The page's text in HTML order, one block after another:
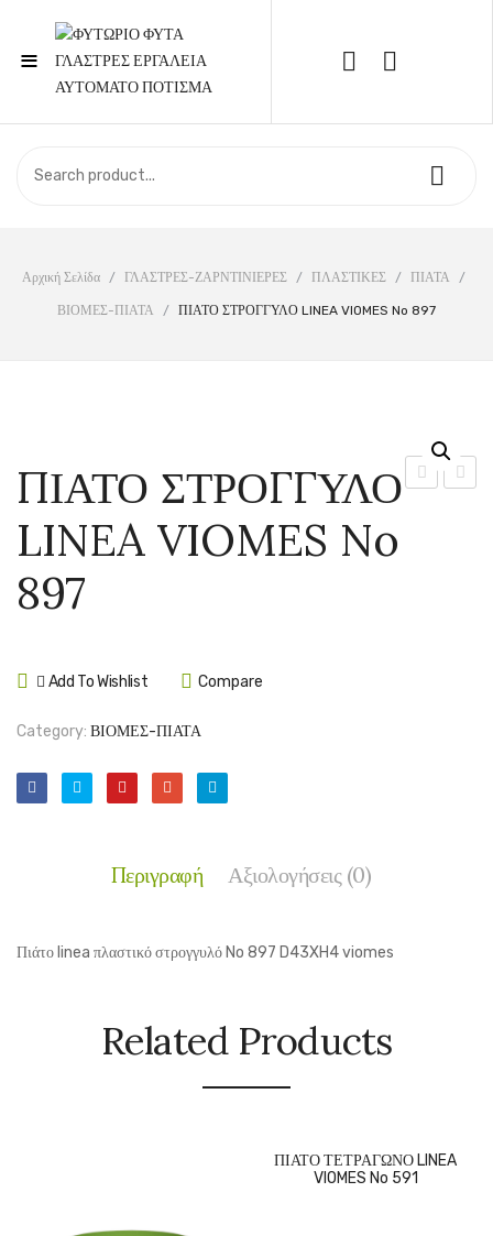
≡
Call Support: 210 6857844
ΣΧΕΤΙΚΆ ΜΕ ΕΜΆΣ
ΕΠΙΚΟΙΝΩΝΊΑ
Αρχική Σελίδα / ΓΛΑΣΤΡΕΣ-ΖΑΡΝΤΙΝΙΕΡΕΣ / ΠΛΑΣΤΙΚΕΣ / ΠΙΑΤΑ /
ΒΙΟΜΕΣ-ΠΙΑΤΑ / ΠΙΑΤΟ ΣΤΡΟΓΓΥΛΟ LINEA VIOMES No 897
ΠΙΑΤΟ ΣΤΡΟΓΓΥΛΟ
LINEA VIOMES No
897
Add To Wishlist Compare
Category: ΒΙΟΜΕΣ-ΠΙΑΤΑ
Περιγραφή Αξιολογήσεις (0)
Πιάτο linea πλαστικό στρογγυλό No 897 D43XH4 viomes
Related Products
ΠΙΑΤΟ ΤΕΤΡΑΓΩΝΟ LINEA
VIOMES No 591